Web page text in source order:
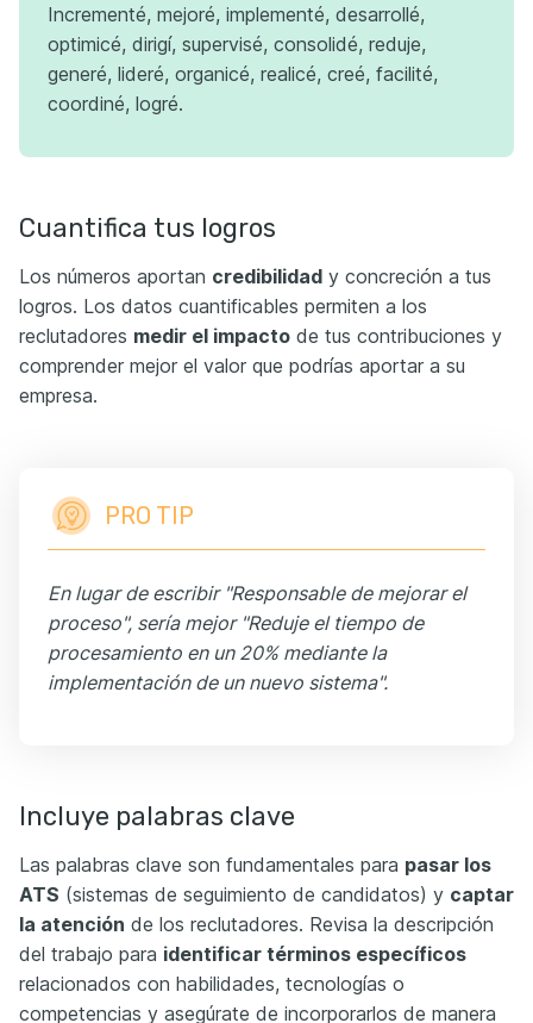
Incrementé, mejoré, implementé, desarrollé,
optimicé, dirigí, supervisé, consolidé, reduje,
generé, lideré, organicé, realicé, creé, facilité,
coordiné, logré.
Cuantifica tus logros
Los números aportan credibilidad y concreción a tus
logros. Los datos cuantificables permiten a los
reclutadores medir el impacto de tus contribuciones y
comprender mejor el valor que podrías aportar a su
empresa.
PRO TIP
En lugar de escribir "Responsable de mejorar el
proceso", sería mejor "Reduje el tiempo de
procesamiento en un 20% mediante la
implementación de un nuevo sistema".
Incluye palabras clave
Las palabras clave son fundamentales para pasar los
ATS (sistemas de seguimiento de candidatos) y captar
la atención de los reclutadores. Revisa la descripción
del trabajo para identificar términos específicos
relacionados con habilidades, tecnologías o
competencias y asegúrate de incorporarlos de manera